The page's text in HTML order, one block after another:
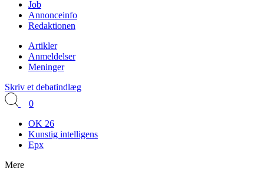
Job
Annonceinfo
Redaktionen
Artikler
Anmeldelser
Meninger
Skriv et debatindlæg
0
OK 26
Kunstig intelligens
Epx
Mere